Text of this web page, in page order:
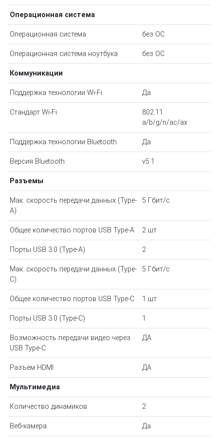
Операционная система
Операционная система без ОС
Операционная система ноутбука без ОС
Коммуникации
Поддержка технологии Wi-Fi Да
Стандарт Wi-Fi
802.11
a/b/g/n/ac/ax
Поддержка технологии Bluetooth Да
Версия Bluetooth v5.1
Разъемы
Мак. скорость передачи данных (Type-
A)
5 Гбит/с
Общее количество портов USB Type-A 2 шт
Порты USB 3.0 (Type-A) 2
Мак. скорость передачи данных (Type-
C)
5 Гбит/с
Общее количество портов USB Type-С 1 шт
Порты USB 3.0 (Type-C) 1
Возможность передачи видео через
USB Type-C
ДА
Разъем HDMI ДА
Мультимедиа
Количество динамиков 2
Веб-камера Да